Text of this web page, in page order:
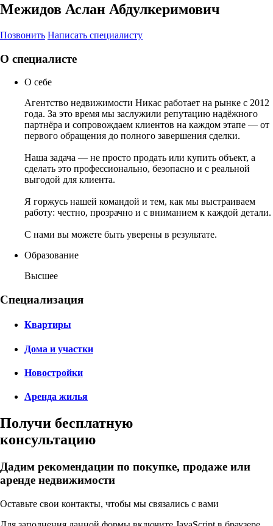
Межидов Аслан Абдулкеримович
Позвонить Написать специалисту
О специалисте
О себе
Агентство недвижимости Никас работает на рынке с 2012
года. За это время мы заслужили репутацию надёжного
партнёра и сопровождаем клиентов на каждом этапе — от
первого обращения до полного завершения сделки.
Наша задача — не просто продать или купить объект, а
сделать это профессионально, безопасно и с реальной
выгодой для клиента.
Я горжусь нашей командой и тем, как мы выстраиваем
работу: честно, прозрачно и с вниманием к каждой детали.
С нами вы можете быть уверены в результате.
Образование
Высшее
Специализация
Квартиры
Дома и участки
Новостройки
Аренда жилья
Получи бесплатную
консультацию
Дадим рекомендации по покупке, продаже или
аренде недвижимости
Оставьте свои контакты, чтобы мы связались с вами